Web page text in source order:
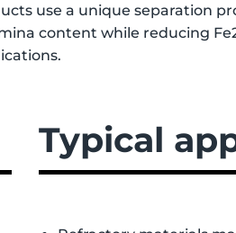
use a unique separation
content while reducing
Typical